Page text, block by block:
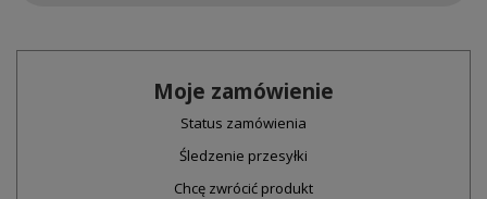
Moje zamówienie
Status zamówienia
Śledzenie przesyłki
Chcę zwrócić produkt